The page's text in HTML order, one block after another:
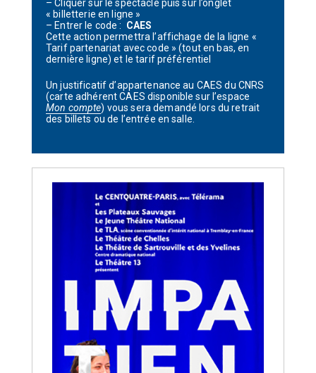
– Cliquer sur le spectacle puis sur l’onglet
« billetterie en ligne »
– Entrer le code : CAES
Cette action permettra l’affichage de la ligne «
Tarif partenariat avec code » (tout en bas, en
dernière ligne) et le tarif préférentiel
Un justificatif d’appartenance au CAES du CNRS
(carte adhérent CAES disponible sur l’espace
Mon compte) vous sera demandé lors du retrait
des billets ou de l’entrée en salle.